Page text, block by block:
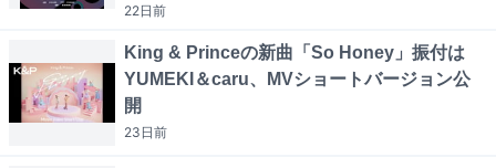
22日前
King & Princeの新曲「So Honey」振付は
YUMEKI＆caru、MVショートバージョン公
開
23日前